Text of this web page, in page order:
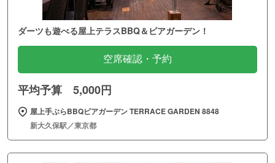
ダーツも遊べる屋上テラスBBQ＆ビアガーデン！
空席確認・予約
平均予算 5,000円
屋上手ぶらBBQビアガーデン TERRACE GARDEN 8848
新大久保駅／東京都